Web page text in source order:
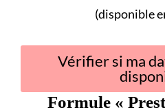
(disponible
Vérifier si ma
Formule «